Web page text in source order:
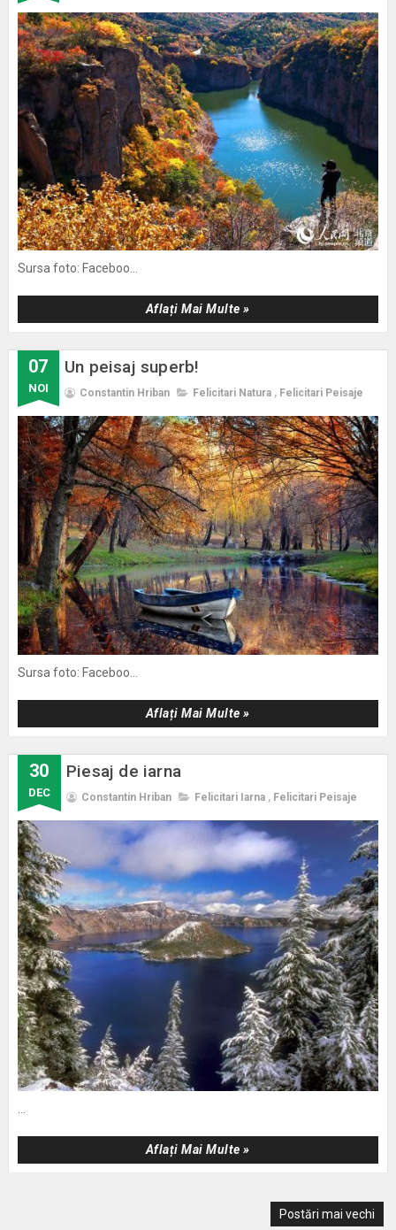
Sursa foto: Faceboo...
Aflați Mai Multe »
07
NOI
Un peisaj superb!
Constantin Hriban Felicitari Natura , Felicitari Peisaje
Sursa foto: Faceboo...
Aflați Mai Multe »
30
DEC
Piesaj de iarna
Constantin Hriban Felicitari Iarna , Felicitari Peisaje
Aflați Mai Multe »
Postări mai vechi